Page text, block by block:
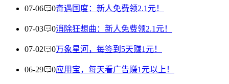
07-06 0奇遇国度：新人免费领2.1元！
07-03 0消除狂想曲：新人免费领2.1元！
07-02 0万象星河，每签到5天赚1元！
06-29 0应用宝，每天看广告赚1元以上！